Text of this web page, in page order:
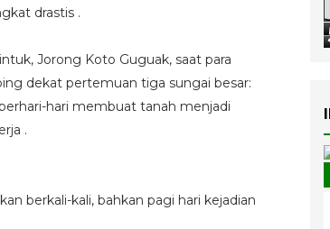
drastis .
Jorong Koto Guguak, saat para
dekat pertemuan tiga sungai besar:
hari membuat tanah menjadi
.
berkali-kali, bahkan pagi hari kejadian